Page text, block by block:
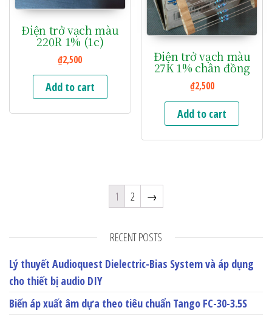
Điện trở vạch màu
220R 1% (1c)
₫2,500
Add to cart
Điện trở vạch màu
27K 1% chân đồng
₫2,500
Add to cart
1 2 →
RECENT POSTS
Lý thuyết Audioquest Dielectric-Bias System và áp dụng
cho thiết bị audio DIY
Biến áp xuất âm dựa theo tiêu chuẩn Tango FC-30-3.5S